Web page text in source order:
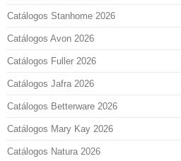
Catálogos Stanhome 2026
Catálogos Avon 2026
Catálogos Fuller 2026
Catálogos Jafra 2026
Catálogos Betterware 2026
Catálogos Mary Kay 2026
Catálogos Natura 2026